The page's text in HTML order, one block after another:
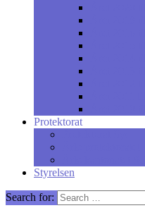
Protektorat
Styrelsen
Search for: